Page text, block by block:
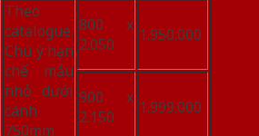
Theo
catalogue.
Chú ý hạn
chế mẫu
nhỏ dưới
cánh
750mm
800 x
2.050
1.950.000
900 x
2.150
1.999.000